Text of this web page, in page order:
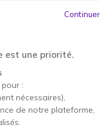
est une priorité.
:
nécessaires),
de notre plateforme,